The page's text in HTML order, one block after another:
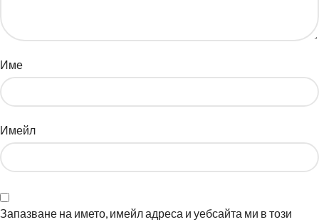
Име
Имейл
Запазване на името, имейл адреса и уебсайта ми в този